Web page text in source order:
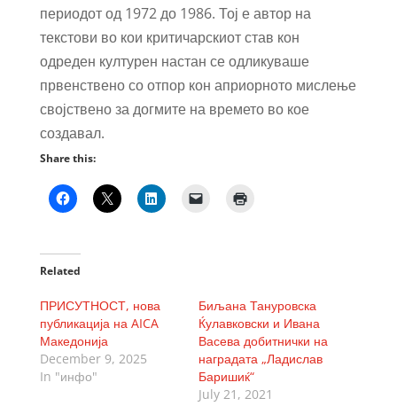
периодот од 1972 до 1986. Тој е автор на
текстови во кои критичарскиот став кон
одреден културен настан се одликуваше
првенствено со отпор кон априорното мислење
својствено за догмите на времето во кое
создавал.
Share this:
Related
ПРИСУТНОСТ, нова
публикација на AICA
Македонија
December 9, 2025
In "инфо"
Биљана Тануровска
Ќулавковски и Ивана
Васева добитнички на
наградата „Ладислав
Баришиќ“
July 21, 2021